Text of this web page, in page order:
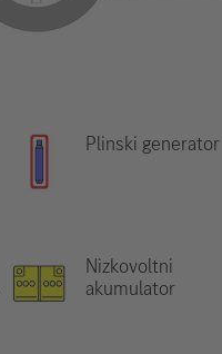
Plinski generator
Nizkovoltni
akumulator